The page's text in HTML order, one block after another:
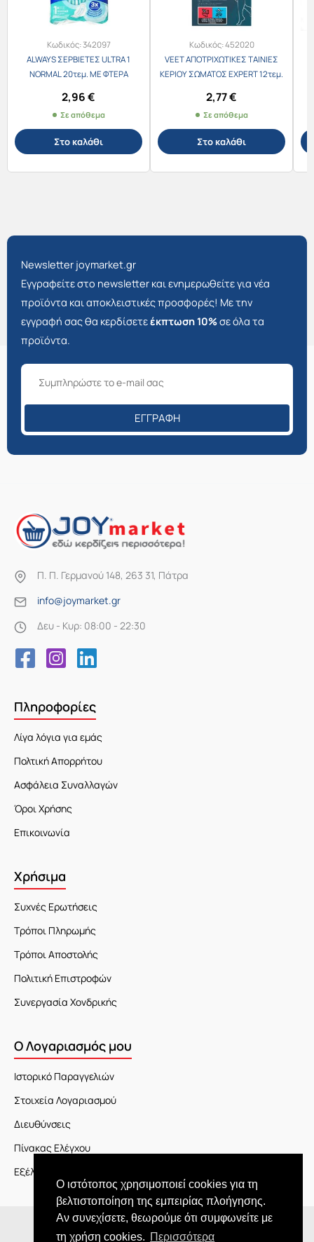
Ο ιστότοπος χρησιμοποιεί cookies για τη
βελτιστοποίηση της εμπειρίας πλοήγησης.
Αν συνεχίσετε, θεωρούμε ότι συμφωνείτε με
τη χρήση cookies. Περισσότερα
Κωδικός:342097
ALWAYS ΣΕΡΒΙΕΤΕΣ ULTRA 1
NORMAL 20τεμ. ΜΕ ΦΤΕΡΑ
2,96€
Σε απόθεμα
Στο καλάθι
Κωδικός:452020
VEET ΑΠΟΤΡΙΧΩΤΙΚΕΣ ΤΑΙΝΙΕΣ
ΚΕΡΙΟΥ ΣΩΜΑΤΟΣ EXPERT 12τεμ.
2,77€
Σε απόθεμα
Στο καλάθι
Newsletter joymarket.gr
Εγγραφείτε στο newsletter και ενημερωθείτε για νέα
προϊόντα και αποκλειστικές προσφορές! Με την
εγγραφή σας θα κερδίσετεέκπτωση 10%σε όλα τα
προϊόντα.
ΕΓΓΡΑΦΉ
Π. Π. Γερμανού 148, 263 31, Πάτρα
info@joymarket.gr
Δευ - Κυρ: 08:00 - 22:30
Πληροφορίες
Λίγα λόγια για εμάς
Πολτική Απορρήτου
Ασφάλεια Συναλλαγών
Όροι Χρήσης
Επικοινωνία
Χρήσιμα
Συχνές Ερωτήσεις
Τρόποι Πληρωμής
Τρόποι Αποστολής
Πολιτική Επιστροφών
Συνεργασία Χονδρικής
Ο Λογαριασμός μου
Ιστορικό Παραγγελιών
Στοιχεία Λογαριασμού
Διευθύνσεις
Πίνακας Ελέγχου
Εξέλιξη Παραγγελίας
Copyright © 2026 JOY market